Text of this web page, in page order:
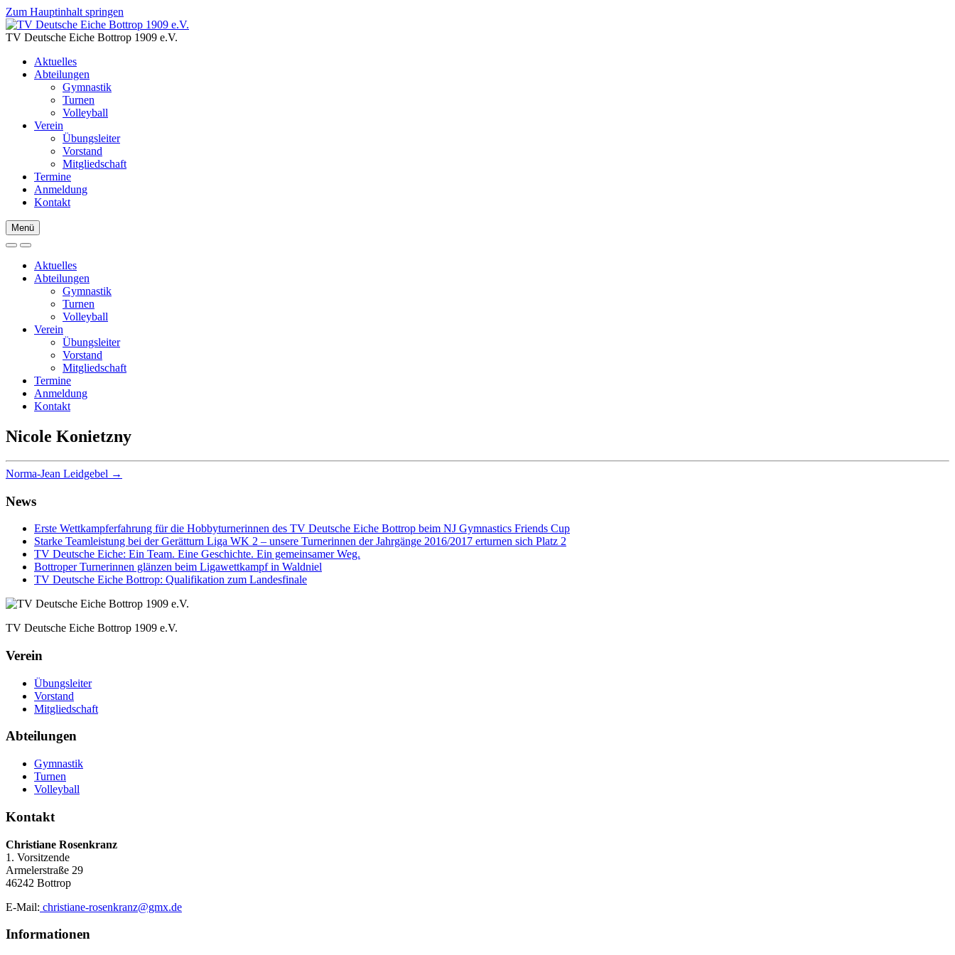
Zum Hauptinhalt springen
TV Deutsche Eiche Bottrop 1909 e.V.
Aktuelles
Abteilungen
Gymnastik
Turnen
Volleyball
Verein
Übungsleiter
Vorstand
Mitgliedschaft
Termine
Anmeldung
Kontakt
Menü
Aktuelles
Abteilungen
Gymnastik
Turnen
Volleyball
Verein
Übungsleiter
Vorstand
Mitgliedschaft
Termine
Anmeldung
Kontakt
Nicole Konietzny
Norma-Jean Leidgebel →
News
Erste Wettkampferfahrung für die Hobbyturnerinnen des TV Deutsche Eiche Bottrop beim NJ Gymnastics Friends Cup
Starke Teamleistung bei der Gerätturn Liga WK 2 – unsere Turnerinnen der Jahrgänge 2016/2017 erturnen sich Platz 2
TV Deutsche Eiche: Ein Team. Eine Geschichte. Ein gemeinsamer Weg.
Bottroper Turnerinnen glänzen beim Ligawettkampf in Waldniel
TV Deutsche Eiche Bottrop: Qualifikation zum Landesfinale
TV Deutsche Eiche Bottrop 1909 e.V.
Verein
Übungsleiter
Vorstand
Mitgliedschaft
Abteilungen
Gymnastik
Turnen
Volleyball
Kontakt
Christiane Rosenkranz
1. Vorsitzende
Armelerstraße 29
46242 Bottrop
E-Mail: christiane-rosenkranz@gmx.de
Informationen